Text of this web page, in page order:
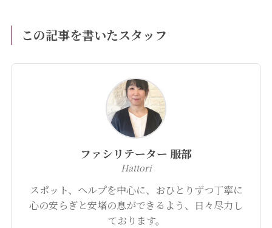
この記事を書いたスタッフ
ファシリテーター 服部
Hattori
スポット、ヘルプを中心に、おひとりずつ丁寧に
心の安らぎと安堵の息ができるよう、日々尽力し
ております。